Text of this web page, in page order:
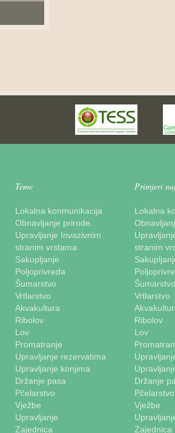
Teme
Lokalna konmunikacija
Obnavljanje prirode.
Upravljanje Invazivnim
stranim vrstama
Sakupljanje
Poljoprivreda
Šumarstvo
Vrtlarstvo
Akvakultura
Ribolov
Lov
Promatranje
Upravljanje rezervatima
Upravljanje konjima
Držanje pasa
Pčelarstvo
Vježbe
Upravljanje
Zajednica
Primjeri
Lokalna
stranim
Šumarstvo
Vrtlarstvo
Ribolov
Lov
Držanje
Pčelarstvo
Vježbe
Zajednica